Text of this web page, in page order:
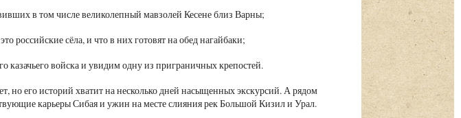
в том числе великолепный мавзолей Кесене близ Варны;
российские сёла, и что в них готовят на обед нагайбаки;
казачьего войска и увидим одну из приграничных крепостей.
но его историй хватит на несколько дней насыщенных экскурсий. А рядом
карьеры Сибая и ужин на месте слияния рек Большой Кизил и Урал.